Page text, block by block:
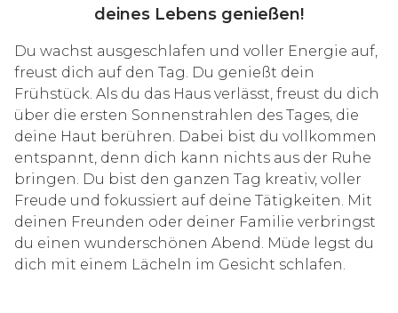
deines Lebens genießen!
Du wachst ausgeschlafen und voller Energie auf,
freust dich auf den Tag. Du genießt dein
Frühstück. Als du das Haus verlässt, freust du dich
über die ersten Sonnenstrahlen des Tages, die
deine Haut berühren. Dabei bist du vollkommen
entspannt, denn dich kann nichts aus der Ruhe
bringen. Du bist den ganzen Tag kreativ, voller
Freude und fokussiert auf deine Tätigkeiten. Mit
deinen Freunden oder deiner Familie verbringst
du einen wunderschönen Abend. Müde legst du
dich mit einem Lächeln im Gesicht schlafen.